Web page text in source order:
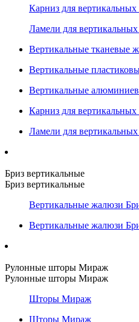
Карниз для
Ламели для
Вертикальные тканевые
Вертикальные
Вертикальные
Карниз для
Ламели для
Бриз вертикальные
Бриз вертикальные
Вертикальные жалюзи
Вертикальные жалюзи
Рулонные шторы Мираж
Рулонные шторы Мираж
Шторы Мираж
Шторы Мираж